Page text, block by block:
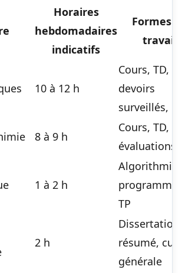
Horaires
hebdomadaires
indicatifs
Formes
travail
10 à 12 h
Cours, TD,
devoirs
surveillés,
8 à 9 h
Cours, TD,
évaluations
1 à 2 h
TP
2 h
Dissertation,
résumé,
générale